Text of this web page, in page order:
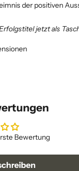
der positiven
jetzt als
Bewertung